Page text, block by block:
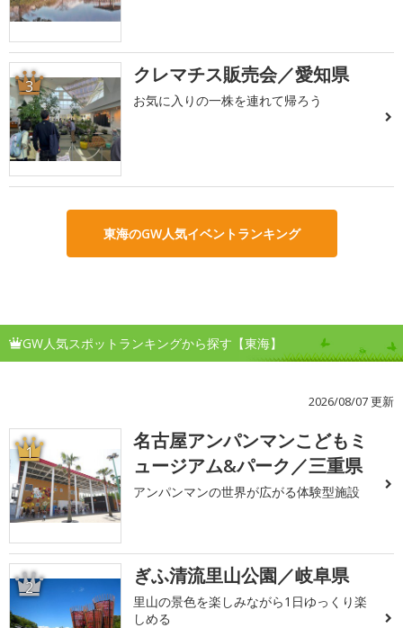
3 クレマチス販売会／愛知県
お気に入りの一株を連れて帰ろう
東海のGW人気イベントランキング
GW人気スポットランキングから探す【東海】
2026/08/07 更新
1
名古屋アンパンマンこどもミ
ュージアム&パーク／三重県
アンパンマンの世界が広がる体験型施設
2 ぎふ清流里山公園／岐阜県
里山の景色を楽しみながら1日ゆっくり楽
しめる